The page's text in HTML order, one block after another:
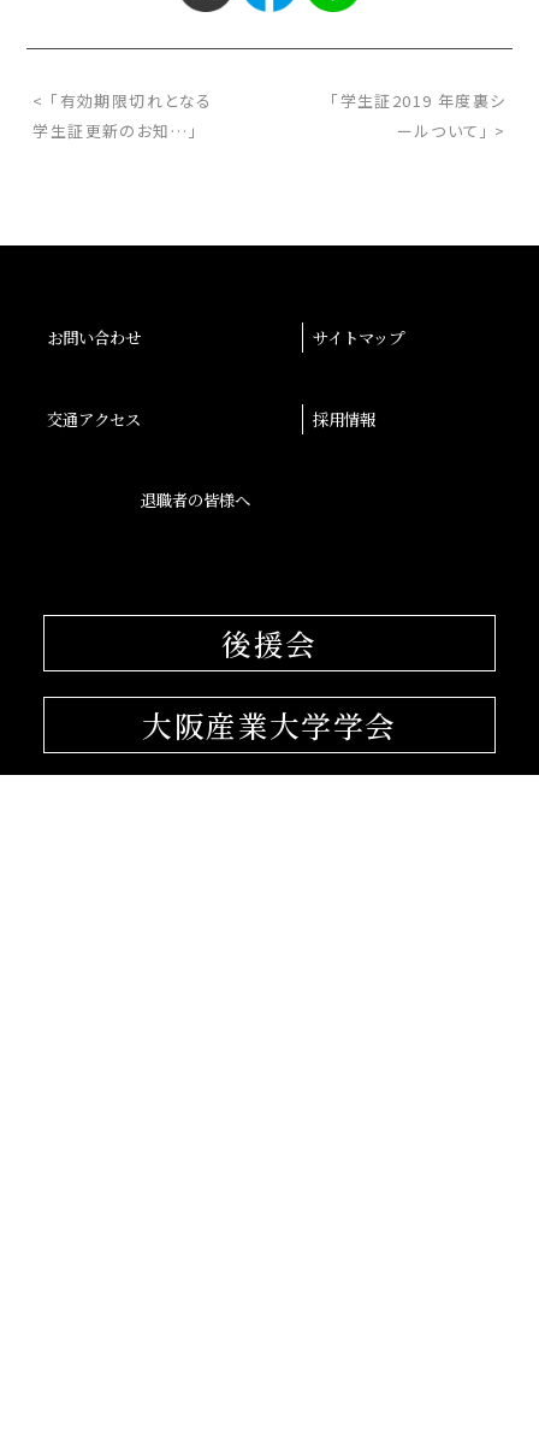
< 「有効期限切れとなる
学生証更新のお知…」
「学生証2019 年度裏シ
ールついて」 >
お問い合わせ サイトマップ
交通アクセス 採用情報
退職者の皆様へ
後援会
大阪産業大学学会